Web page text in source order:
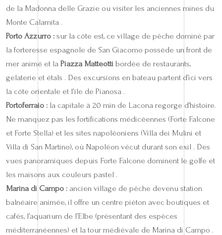
de la Madonna delle Grazie ou visiter les anciennes mines du
Monte Calamita .
Porto Azzurro : sur la côte est, ce village de pêche dominé par
la forteresse espagnole de San Giacomo possède un front de
mer animé et la Piazza Matteotti bordée de restaurants,
gelaterie et étals . Des excursions en bateau partent d’ici vers
la côte orientale et l’île de Pianosa .
Portoferraio : la capitale à 20 min de Lacona regorge d’histoire.
Ne manquez pas les fortifications médicéennes (Forte Falcone
et Forte Stella) et les sites napoléoniens (Villa dei Mulini et
Villa di San Martino), où Napoléon vécut durant son exil . Des
vues panoramiques depuis Forte Falcone dominent le golfe et
les maisons aux couleurs pastel .
Marina di Campo : ancien village de pêche devenu station
balnéaire animée, il offre un centre piéton avec boutiques et
cafés, l’aquarium de l’Elbe (présentant des espèces
méditerranéennes) et la tour médiévale de Marina di Campo .